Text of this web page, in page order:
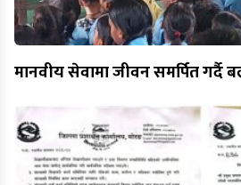
मानवीय सेवामा जीवन समर्पित गर्दै